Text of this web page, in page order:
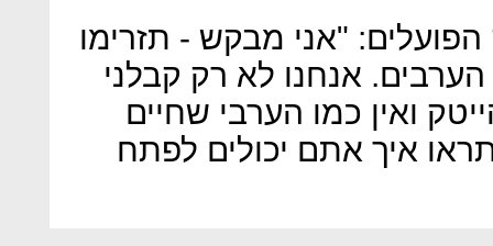
"אני מבקש - תזרימו
אנחנו לא רק קבלני
ואין כמו הערבי שחיים
איך אתם יכולים לפתח